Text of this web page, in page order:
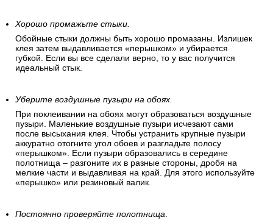
Хорошо промажьте стыки.
Обойные стыки должны быть хорошо промазаны. Излишек
клея затем выдавливается «перышком» и убирается
губкой. Если вы все сделали верно, то у вас получится
идеальный стык.
Уберите воздушные пузыри на обоях.
При поклеивании на обоях могут образоваться воздушные
пузыри. Маленькие воздушные пузыри исчезают сами
после высыхания клея. Чтобы устранить крупные пузыри
аккуратно отогните угол обоев и разгладьте полосу
«перышком». Если пузыри образовались в середине
полотнища – разгоните их в разные стороны, дробя на
мелкие части и выдавливая на край. Для этого используйте
«перышко» или резиновый валик.
Постоянно проверяйте полотнища.